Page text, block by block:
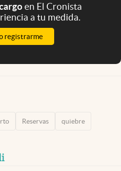
en El Cronista
a tu medida.
registrarme
Reservas quiebre